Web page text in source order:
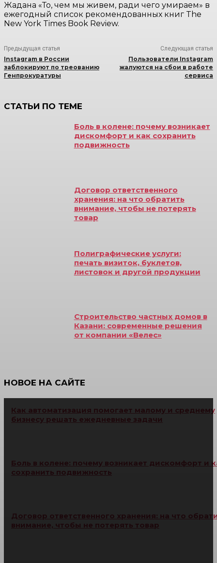
Жадана «То, чем мы живем, ради чего умираем» в
ежегодный список рекомендованных книг The
New York Times Book Review.
Предыдущая статья
Instagram в России
заблокируют по треованию
Генпрокуратуры
Следующая статья
Пользователи Instagram
жалуются на сбои в работе
сервиса
СТАТЬИ ПО ТЕМЕ
Боль в колене: почему возникает
дискомфорт и как сохранить
подвижность
Договор ответственного
хранения: на что обратить
внимание, чтобы не потерять
товар
Полиграфические услуги:
печать визиток, буклетов,
листовок и другой продукции
Строительство частных домов в
Казани: современные решения
от компании «Велес»
НОВОЕ НА САЙТЕ
Как автоматизация помогает малому и среднему
бизнесу решать ежедневные задачи
Боль в колене: почему возникает дискомфорт и
сохранить подвижность
Договор ответственного хранения: на что
внимание, чтобы не потерять товар